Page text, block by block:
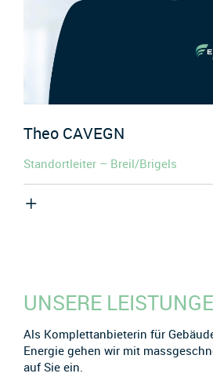
Theo CAVEGN
Standortleiter – Breil/Brigels
UNSERE
Als Komplettanbieterin für
Energie gehen wir mit
auf Sie ein.